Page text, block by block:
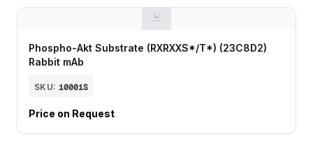
Phospho-Akt Substrate (RXRXXS*/T*) (23C8D2)
Rabbit mAb
SKU: 10001S
Price on Request